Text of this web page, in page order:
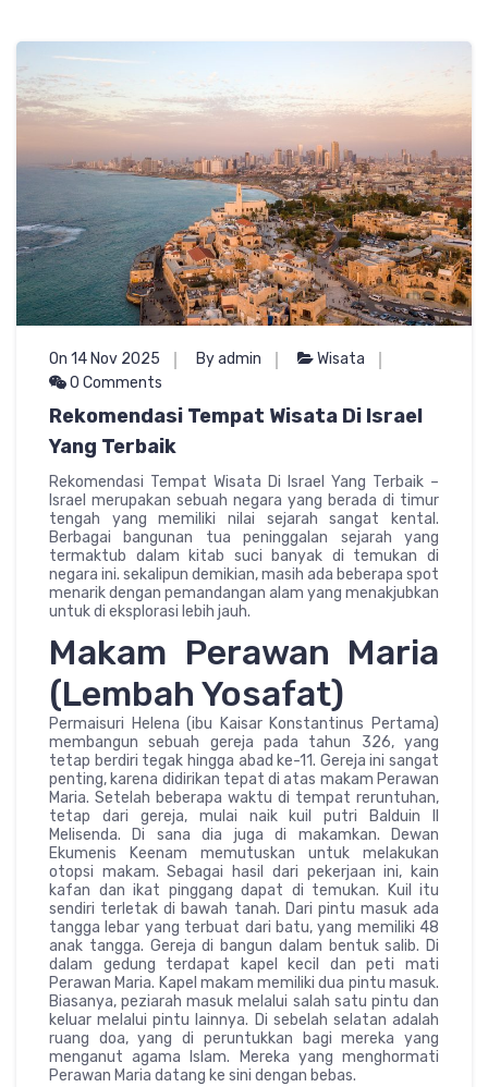
On 14 Nov 2025 By admin
Wisata
0 Comments
Rekomendasi Tempat Wisata Di Israel
Yang Terbaik
Rekomendasi Tempat Wisata Di Israel Yang Terbaik –
Israel merupakan sebuah negara yang berada di timur
tengah yang memiliki nilai sejarah sangat kental.
Berbagai bangunan tua peninggalan sejarah yang
termaktub dalam kitab suci banyak di temukan di
negara ini. sekalipun demikian, masih ada beberapa spot
menarik dengan pemandangan alam yang menakjubkan
untuk di eksplorasi lebih jauh.
Makam Perawan Maria
(Lembah Yosafat)
Permaisuri Helena (ibu Kaisar Konstantinus Pertama)
membangun sebuah gereja pada tahun 326, yang
tetap berdiri tegak hingga abad ke-11. Gereja ini sangat
penting, karena didirikan tepat di atas makam Perawan
Maria. Setelah beberapa waktu di tempat reruntuhan,
tetap dari gereja, mulai naik kuil putri Balduin II
Melisenda. Di sana dia juga di makamkan. Dewan
Ekumenis Keenam memutuskan untuk melakukan
otopsi makam. Sebagai hasil dari pekerjaan ini, kain
kafan dan ikat pinggang dapat di temukan. Kuil itu
sendiri terletak di bawah tanah. Dari pintu masuk ada
tangga lebar yang terbuat dari batu, yang memiliki 48
anak tangga. Gereja di bangun dalam bentuk salib. Di
dalam gedung terdapat kapel kecil dan peti mati
Perawan Maria. Kapel makam memiliki dua pintu masuk.
Biasanya, peziarah masuk melalui salah satu pintu dan
keluar melalui pintu lainnya. Di sebelah selatan adalah
ruang doa, yang di peruntukkan bagi mereka yang
menganut agama Islam. Mereka yang menghormati
Perawan Maria datang ke sini dengan bebas.